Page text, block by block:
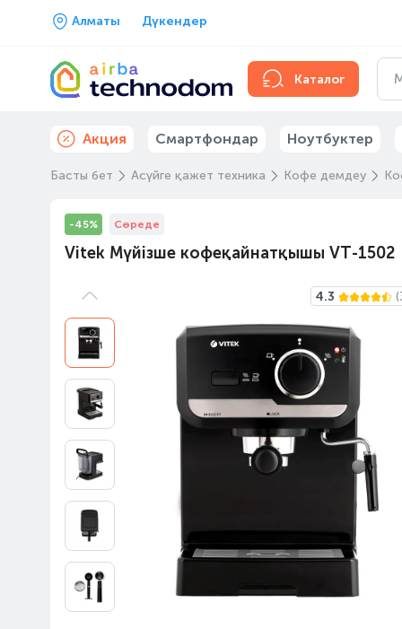
Алматы Дүкендер
Каталог
Акция Смартфондар Ноутбуктер
Басты бет Асүйге қажет техника Кофе демдеу
-45% Сөреде
Vitek Мүйізше кофеқайнатқышы VT-1502
4.3